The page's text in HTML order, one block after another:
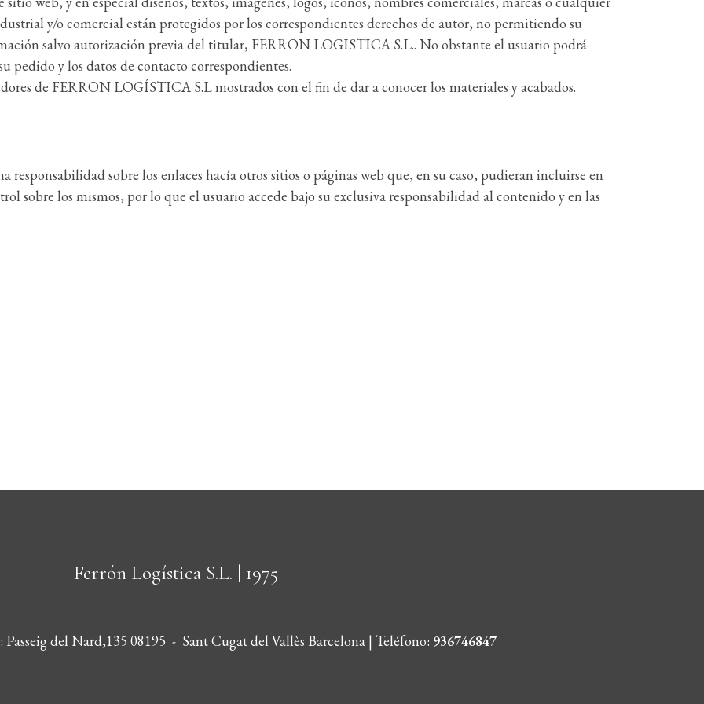
y/o comercial están protegidos por los correspondientes derechos de autor, no permitiendo su
salvo autorización previa del titular, FERRON LOGISTICA S.L.. No obstante el usuario podrá
y los datos de contacto correspondientes.
de FERRON LOGÍSTICA S.L mostrados con el fin de dar a conocer los materiales y acabados.
sobre los enlaces hacía otros sitios o páginas web que, en su caso, pudieran incluirse en
sobre los mismos, por lo que el usuario accede bajo su exclusiva responsabilidad al contenido y en las
Ferrón Logística S.L. | 1975
Passeig del Nard,135 08195 - Sant Cugat del Vallès Barcelona | Teléfono: 936746847